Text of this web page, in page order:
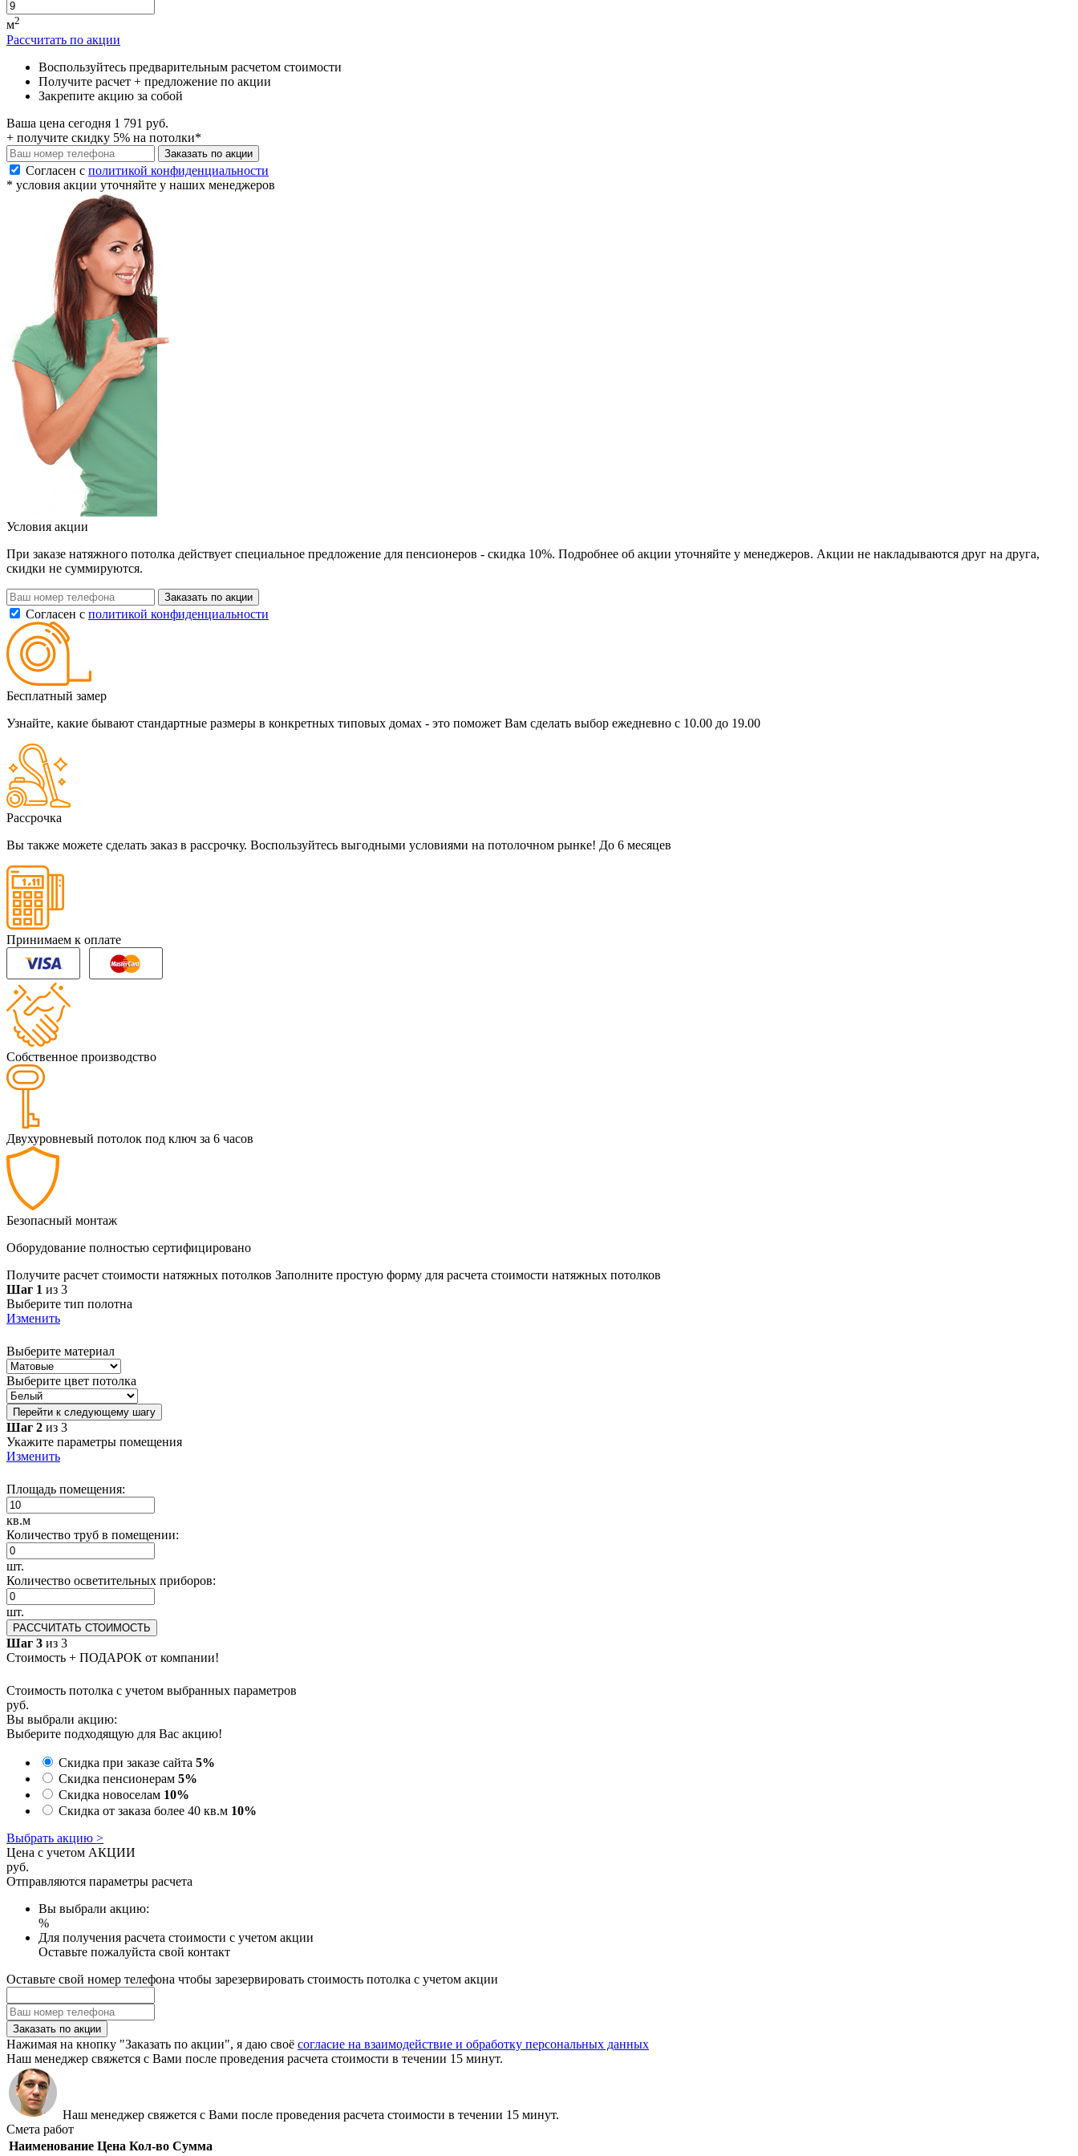
м2
Рассчитать по акции
Воспользуйтесь предварительным расчетом стоимости
Получите расчет + предложение по акции
Закрепите акцию за собой
Ваша цена сегодня 1 791 руб.
+ получите скидку 5% на потолки*
Заказать по акции
Согласен с политикой конфиденциальности
* условия акции уточняйте у наших менеджеров
Условия акции
При заказе натяжного потолка действует специальное предложение для пенсионеров - скидка 10%. Подробнее об акции уточняйте у менеджеров. Акции не накладываются друг на друга,
скидки не суммируются.
Заказать по акции
Согласен с политикой конфиденциальности
Бесплатный замер
Узнайте, какие бывают стандартные размеры в конкретных типовых домах - это поможет Вам сделать выбор ежедневно с 10.00 до 19.00
Рассрочка
Вы также можете сделать заказ в рассрочку. Воспользуйтесь выгодными условиями на потолочном рынке! До 6 месяцев
Принимаем к оплате
Собственное производство
Двухуровневый потолок под ключ за 6 часов
Безопасный монтаж
Оборудование полностью сертифицировано
Получите расчет стоимости натяжных потолков Заполните простую форму для расчета стоимости натяжных потолков
Шаг 1 из 3
Выберите тип полотна
Изменить
Выберите материал
Выберите цвет потолка
Перейти к следующему шагу
Шаг 2 из 3
Укажите параметры помещения
Изменить
Площадь помещения:
кв.м
Количество труб в помещении:
шт.
Количество осветительных приборов:
шт.
РАССЧИТАТЬ СТОИМОСТЬ
Шаг 3 из 3
Стоимость + ПОДАРОК от компании!
Стоимость потолка с учетом выбранных параметров
руб.
Вы выбрали акцию:
Выберите подходящую для Вас акцию!
Скидка при заказе сайта 5%
Скидка пенсионерам 5%
Скидка новоселам 10%
Скидка от заказа более 40 кв.м 10%
Выбрать акцию >
Цена с учетом АКЦИИ
руб.
Отправляются параметры расчета
Вы выбрали акцию:
%
Для получения расчета стоимости с учетом акции
Оставьте пожалуйста свой контакт
Оставьте свой номер телефона чтобы зарезервировать стоимость потолка с учетом акции
Заказать по акции
Нажимая на кнопку "Заказать по акции", я даю своё согласие на взаимодействие и обработку персональных данных
Наш менеджер свяжется с Вами после проведения расчета стоимости в течении 15 минут.
Наш менеджер свяжется с Вами после проведения расчета стоимости в течении 15 минут.
Смета работ
Наименование Цена Кол-во Сумма